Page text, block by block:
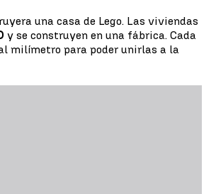
una casa de Lego. Las viviendas
y se construyen en una fábrica. Cada
milímetro para poder unirlas a la